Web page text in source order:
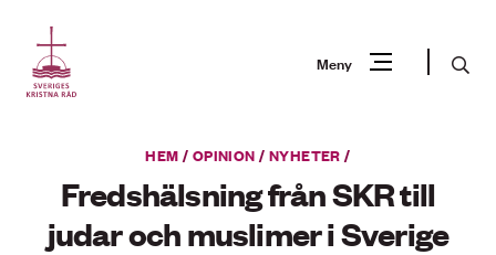
innehåll
Meny Sök
efter?
HEM / OPINION / NYHETER /
Fredshälsning från SKR till
judar och muslimer i Sverige